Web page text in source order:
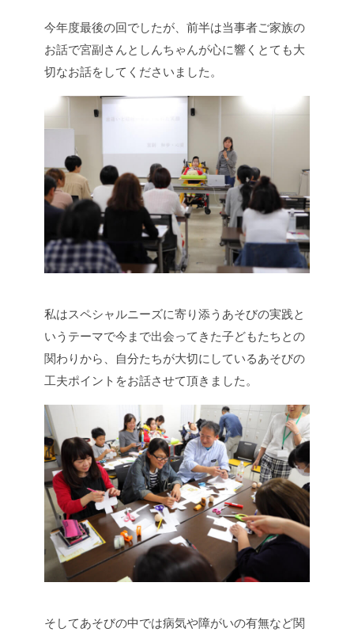
今年度最後の回でしたが、前半は当事者ご家族の
お話で宮副さんとしんちゃんが心に響くとても大
切なお話をしてくださいました。
私はスペシャルニーズに寄り添うあそびの実践と
いうテーマで今まで出会ってきた子どもたちとの
関わりから、自分たちが大切にしているあそびの
工夫ポイントをお話させて頂きました。
そしてあそびの中では病気や障がいの有無など関